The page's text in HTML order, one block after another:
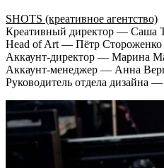
SHOTS (креативное агентство)
Креативный директор — Саша
Head of Art — Пётр Стороженко
Аккаунт-директор — Марина
Аккаунт-менеджер — Анна
Руководитель отдела дизайна